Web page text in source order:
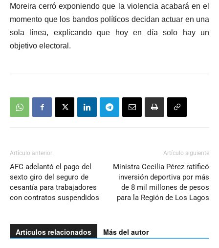
audio
Moreira cerró exponiendo que la violencia acabará en el
momento que los bandos políticos decidan actuar en una
sola línea, explicando que hoy en día solo hay un
objetivo electoral.
Artículo anterior
AFC adelantó el pago del
sexto giro del seguro de
cesantía para trabajadores
con contratos suspendidos
Artículo siguiente
Ministra Cecilia Pérez ratificó
inversión deportiva por más
de 8 mil millones de pesos
para la Región de Los Lagos
Artículos relacionados Más del autor